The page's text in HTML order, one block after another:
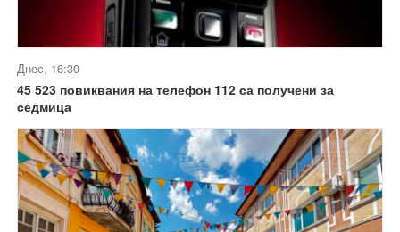
Днес, 16:30
45 523 повиквания на телефон 112 са получени за
седмица